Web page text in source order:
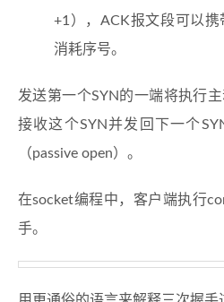
+1），ACK报文段可以
消耗序号。
发送第一个SYN的一端将执行
接收这个SYN并发回下一个
（passive open）。
在socket编程中，客户端执行
手。